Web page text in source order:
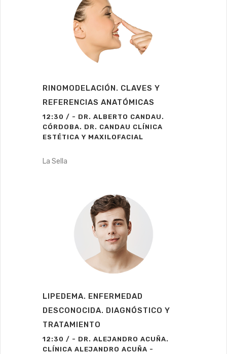
RINOMODELACIÓN. CLAVES Y
REFERENCIAS ANATÓMICAS
12:30 / - DR. ALBERTO CANDAU.
CÓRDOBA. DR. CANDAU CLÍNICA
ESTÉTICA Y MAXILOFACIAL
La Sella
LIPEDEMA. ENFERMEDAD
DESCONOCIDA. DIAGNÓSTICO Y
TRATAMIENTO
12:30 / - DR. ALEJANDRO ACUÑA.
CLÍNICA ALEJANDRO ACUÑA -